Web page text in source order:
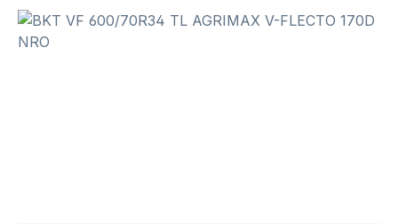
Bildergalerie überspringen